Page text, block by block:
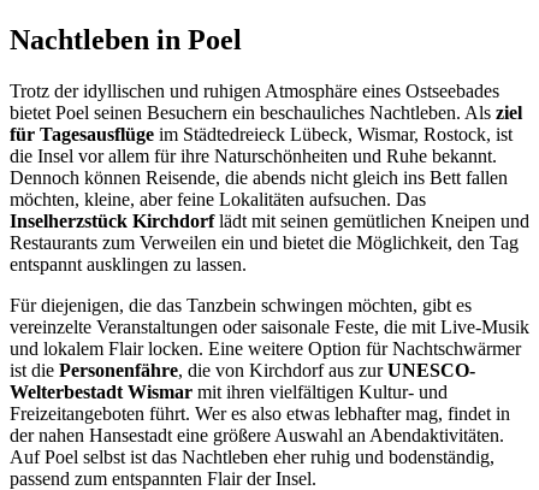
Nachtleben in Poel
Trotz der idyllischen und ruhigen Atmosphäre eines Ostseebades
bietet Poel seinen Besuchern ein beschauliches Nachtleben. Als ziel
für Tagesausflüge im Städtedreieck Lübeck, Wismar, Rostock, ist
die Insel vor allem für ihre Naturschönheiten und Ruhe bekannt.
Dennoch können Reisende, die abends nicht gleich ins Bett fallen
möchten, kleine, aber feine Lokalitäten aufsuchen. Das
Inselherzstück Kirchdorflädt mit seinen gemütlichen Kneipen und
Restaurants zum Verweilen ein und bietet die Möglichkeit, den Tag
entspannt ausklingen zu lassen.
Für diejenigen, die das Tanzbein schwingen möchten, gibt es
vereinzelte Veranstaltungen oder saisonale Feste, die mit Live-Musik
und lokalem Flair locken. Eine weitere Option für Nachtschwärmer
ist die Personenfähre, die von Kirchdorf aus zurUNESCO-
Welterbestadt Wismar mit ihren vielfältigen Kultur- und
Freizeitangeboten führt. Wer es also etwas lebhafter mag, findet in
der nahen Hansestadt eine größere Auswahl an Abendaktivitäten.
Auf Poel selbst ist das Nachtleben eher ruhig und bodenständig,
passend zum entspannten Flair der Insel.